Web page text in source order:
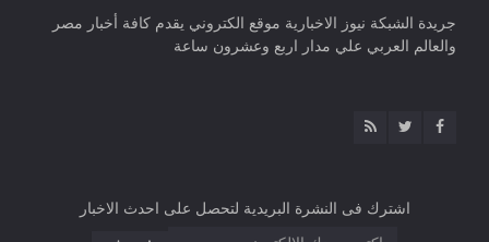
جريدة الشبكة نيوز الاخبارية موقع الكتروني يقدم كافة أخبار مصر
والعالم العربي علي مدار اربع وعشرون ساعة
اشترك فى النشرة البريدية لتحصل على احدث الاخبار